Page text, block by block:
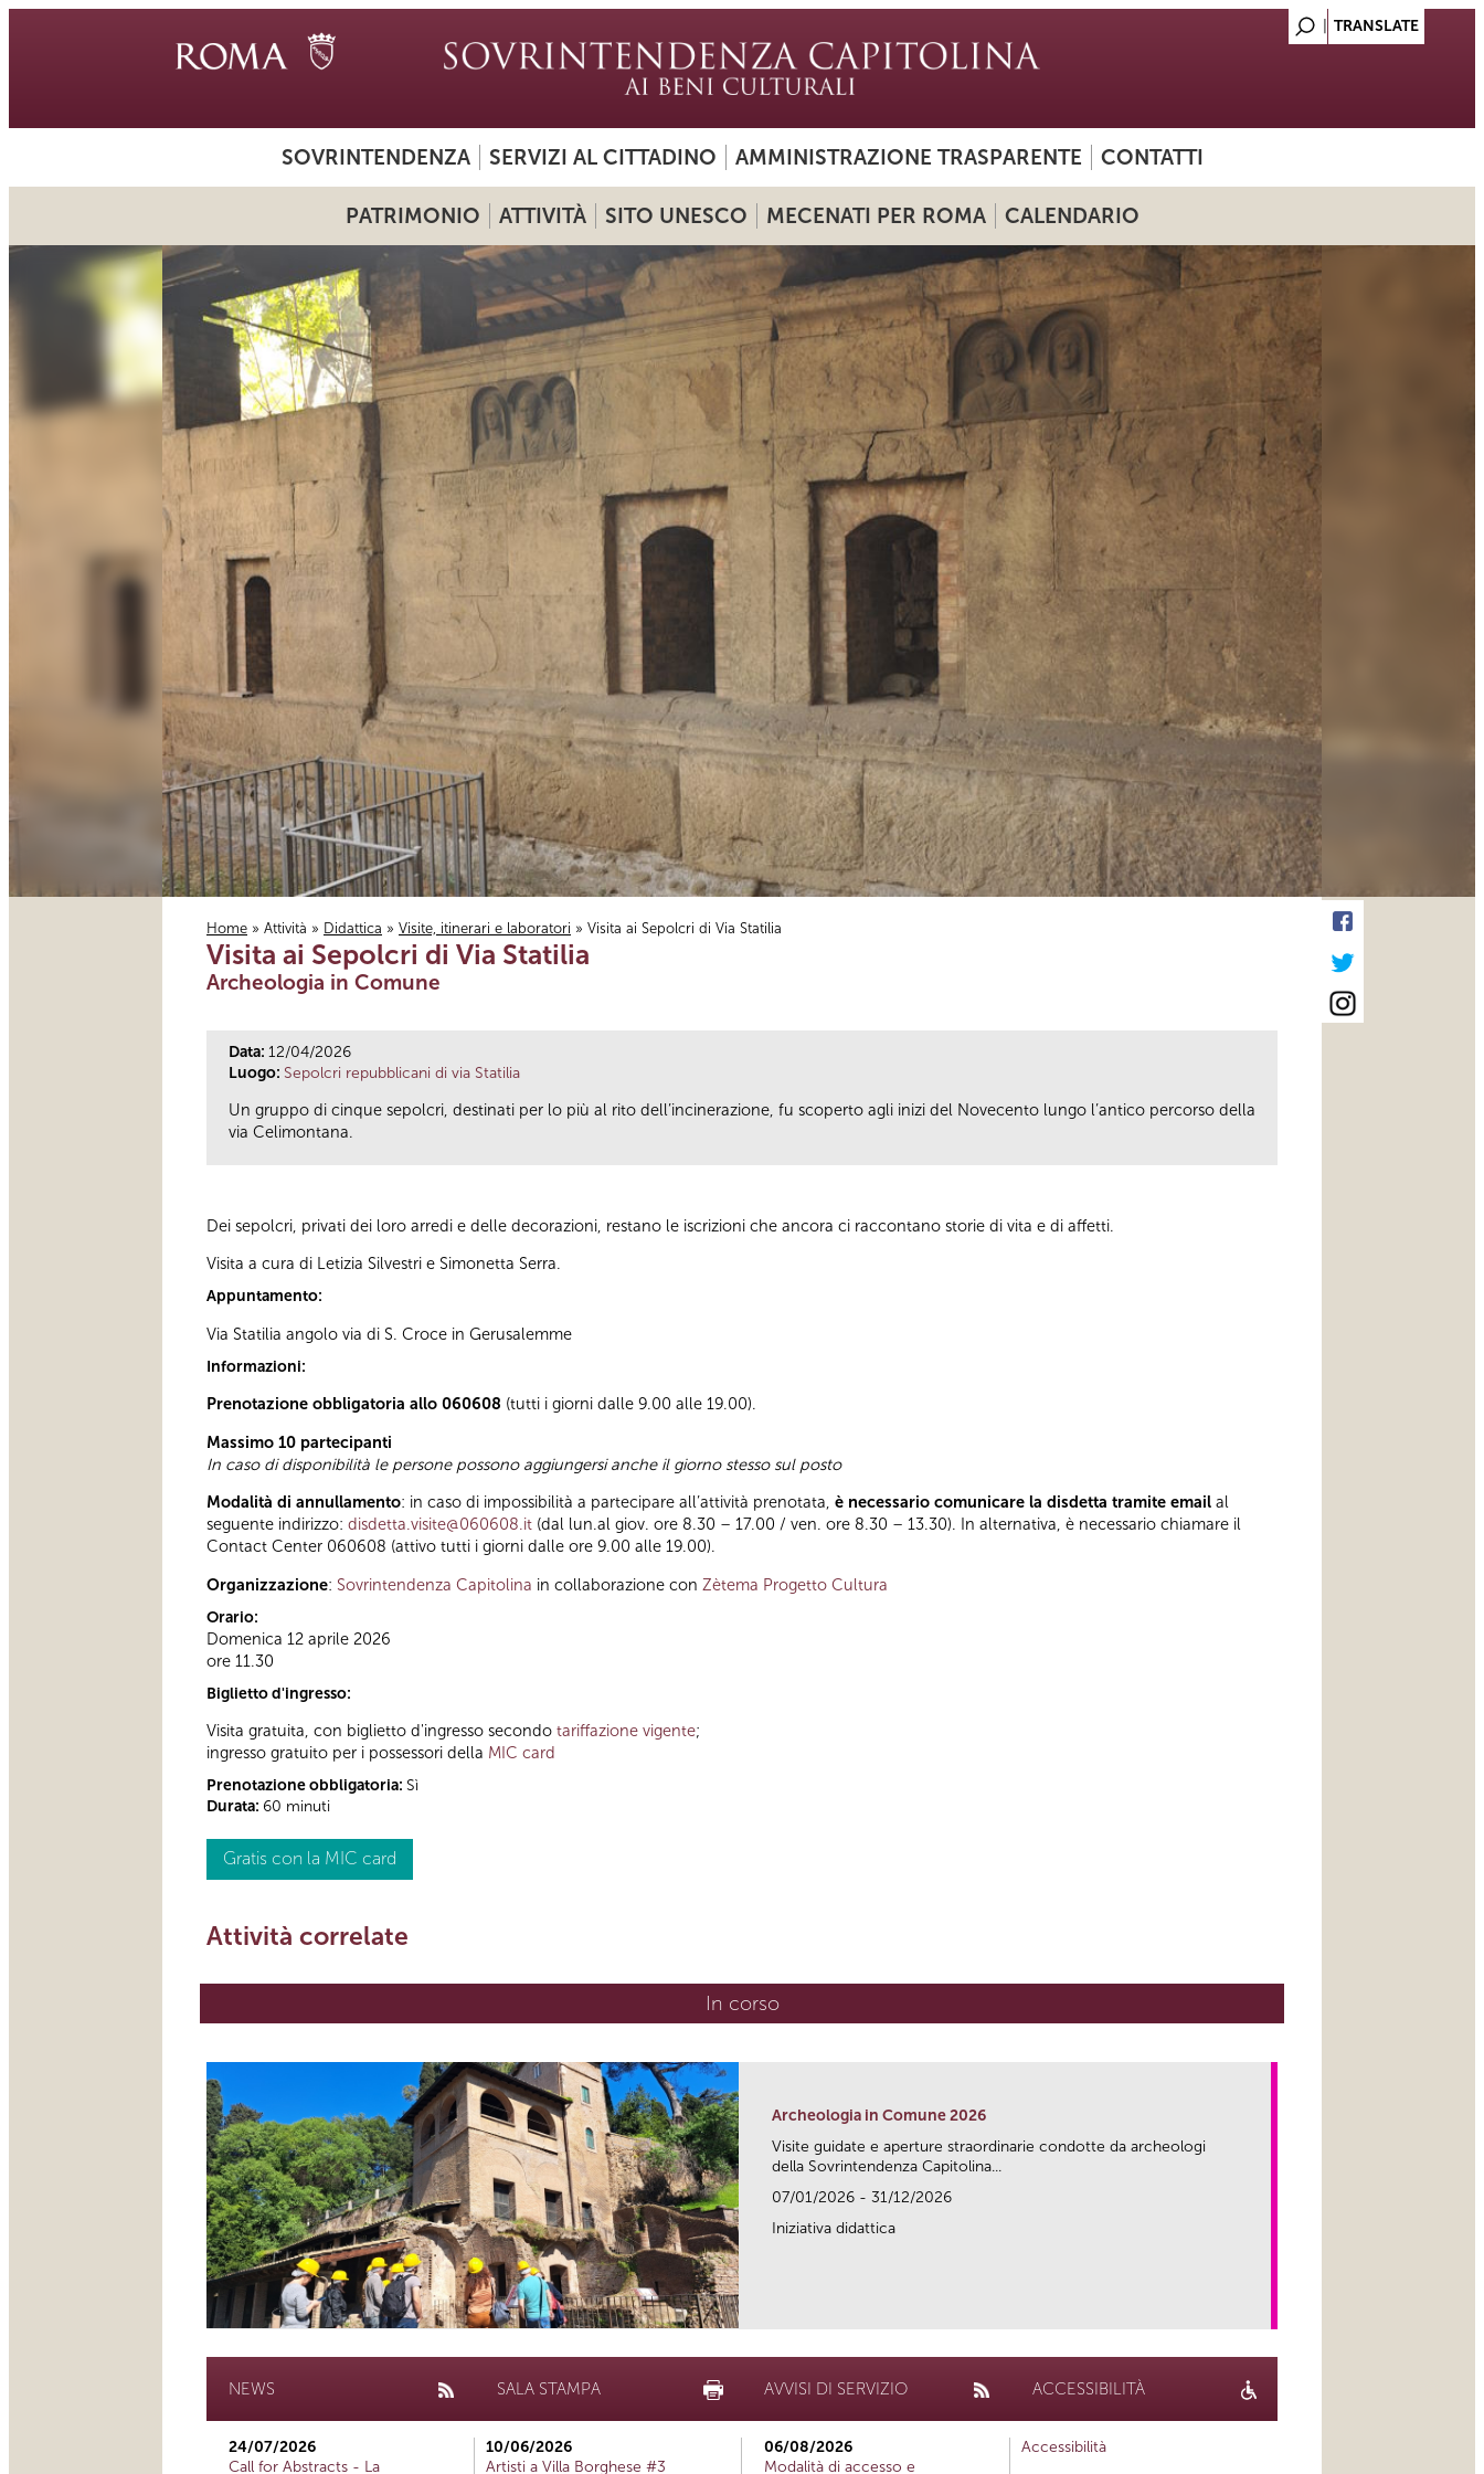
SOVRINTENDENZA SERVIZI AL CITTADINO AMMINISTRAZIONE TRASPARENTE CONTATTI
PATRIMONIO ATTIVITÀ SITO UNESCO MECENATI PER ROMA CALENDARIO
Tu sei qui
Home » Attività » Didattica » Visite, itinerari e laboratori » Visita ai Sepolcri di Via Statilia
Visita ai Sepolcri di Via Statilia
Archeologia in Comune
Data: 12/04/2026
Luogo: Sepolcri repubblicani di via Statilia
Un gruppo di cinque sepolcri, destinati per lo più al rito dell’incinerazione, fu scoperto agli inizi del Novecento lungo l’antico percorso della
via Celimontana.
Dei sepolcri, privati dei loro arredi e delle decorazioni, restano le iscrizioni che ancora ci raccontano storie di vita e di affetti.
Visita a cura di Letizia Silvestri e Simonetta Serra.
Appuntamento:
Via Statilia angolo via di S. Croce in Gerusalemme
Informazioni:
Prenotazione obbligatoria allo 060608 (tutti i giorni dalle 9.00 alle 19.00).
Massimo 10 partecipanti
In caso di disponibilità le persone possono aggiungersi anche il giorno stesso sul posto
Modalità di annullamento: in caso di impossibilità a partecipare all’attività prenotata, è necessario comunicare la disdetta tramite email al
seguente indirizzo: disdetta.visite@060608.it (dal lun.al giov. ore 8.30 – 17.00 / ven. ore 8.30 – 13.30). In alternativa, è necessario chiamare il
Contact Center 060608 (attivo tutti i giorni dalle ore 9.00 alle 19.00).
Organizzazione: Sovrintendenza Capitolina in collaborazione con Zètema Progetto Cultura
Orario:
Domenica 12 aprile 2026
ore 11.30
Biglietto d'ingresso:
Visita gratuita, con biglietto d'ingresso secondo tariffazione vigente;
ingresso gratuito per i possessori della MIC card
Prenotazione obbligatoria: Sì
Durata: 60 minuti
Gratis con la MIC card
Attività correlate
In corso(scheda attiva)
Archeologia in Comune 2026
Visite guidate e aperture straordinarie condotte da archeologi
della Sovrintendenza Capitolina...
07/01/2026 - 31/12/2026
Iniziativa didattica
NEWS
24/07/2026
Call for Abstracts - La
SALA STAMPA
10/06/2026
Artisti a Villa Borghese #3
AVVISI DI SERVIZIO
06/08/2026
Modalità di accesso e
ACCESSIBILITÀ
Accessibilità